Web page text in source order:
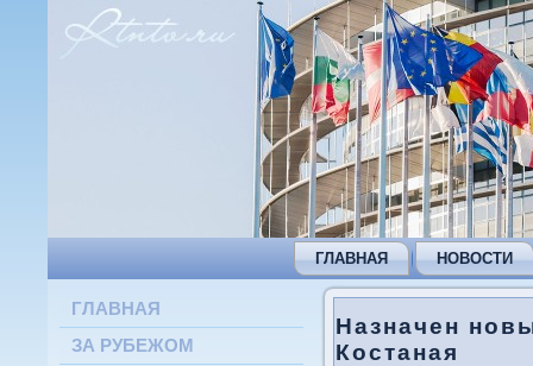
ГЛАВНАЯ НОВОСТИ
ГЛАВНАЯ
ЗА РУБЕЖОМ
Назначен
Костаная